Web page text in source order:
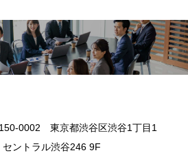
0002 東京都渋谷区渋谷1丁目1
ントラル渋谷246 9F